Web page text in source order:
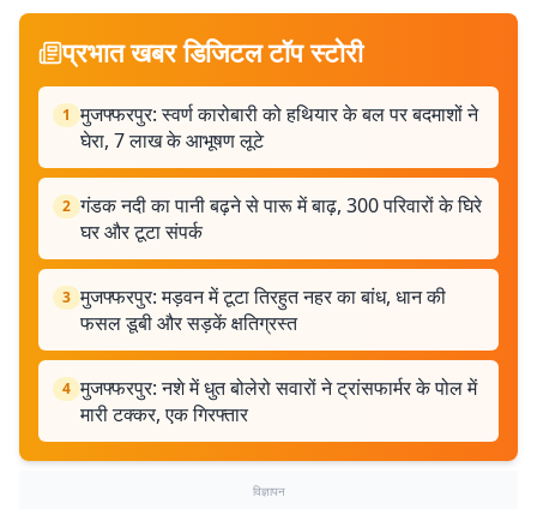
प्रभात खबर डिजिटल टॉप स्टोरी
1 मुजफ्फरपुर: स्वर्ण कारोबारी को हथियार के बल पर बदमाशों ने
घेरा, 7 लाख के आभूषण लूटे
2 गंडक नदी का पानी बढ़ने से पारू में बाढ़, 300 परिवारों के घिरे
घर और टूटा संपर्क
3 मुजफ्फरपुर: मड़वन में टूटा तिरहुत नहर का बांध, धान की
फसल डूबी और सड़कें क्षतिग्रस्त
4 मुजफ्फरपुर: नशे में धुत बोलेरो सवारों ने ट्रांसफार्मर के पोल में
मारी टक्कर, एक गिरफ्तार
विज्ञापन